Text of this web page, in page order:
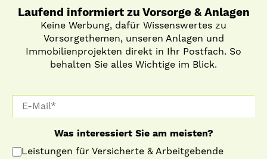
Laufend informiert zu Vorsorge & Anlagen
Keine Werbung, dafür Wissenswertes zu
Vorsorgethemen, unseren Anlagen und
Immobilienprojekten direkt in Ihr Postfach. So
behalten Sie alles Wichtige im Blick.
Was interessiert Sie am meisten?
Leistungen für Versicherte & Arbeitgebende